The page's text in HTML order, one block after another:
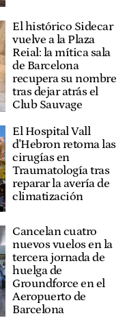
El histórico Sidecar
vuelve a la Plaza
Reial: la mítica sala
de Barcelona
recupera su nombre
tras dejar atrás el
Club Sauvage
El Hospital Vall
d'Hebron retoma las
cirugías en
Traumatología tras
reparar la avería de
climatización
Cancelan cuatro
nuevos vuelos en la
tercera jornada de
huelga de
Groundforce en el
Aeropuerto de
Barcelona